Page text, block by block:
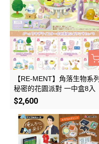
【RE-MENT】角落生物系列
秘密的花園派對 一中盒8入
$2,600